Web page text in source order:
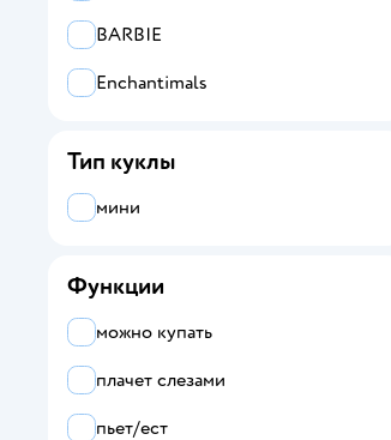
L.O.L. Surprise!
WWO Harry Potter
Сказочный патруль
BARBIE
Enchantimals
Тип куклы
мини
Функции
можно купать
плачет слезами
пьет/ест